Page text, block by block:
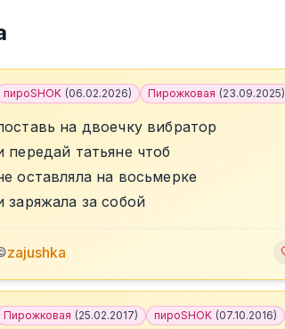
пироSHOK (06.02.2026) Пирожковая (23.09.2025)
на двоечку вибратор
передай татьяне чтоб
оставляла на восьмерке
заряжала за собой
zajushka
Пирожковая (25.02.2017) пироSHOK (07.10.2016)